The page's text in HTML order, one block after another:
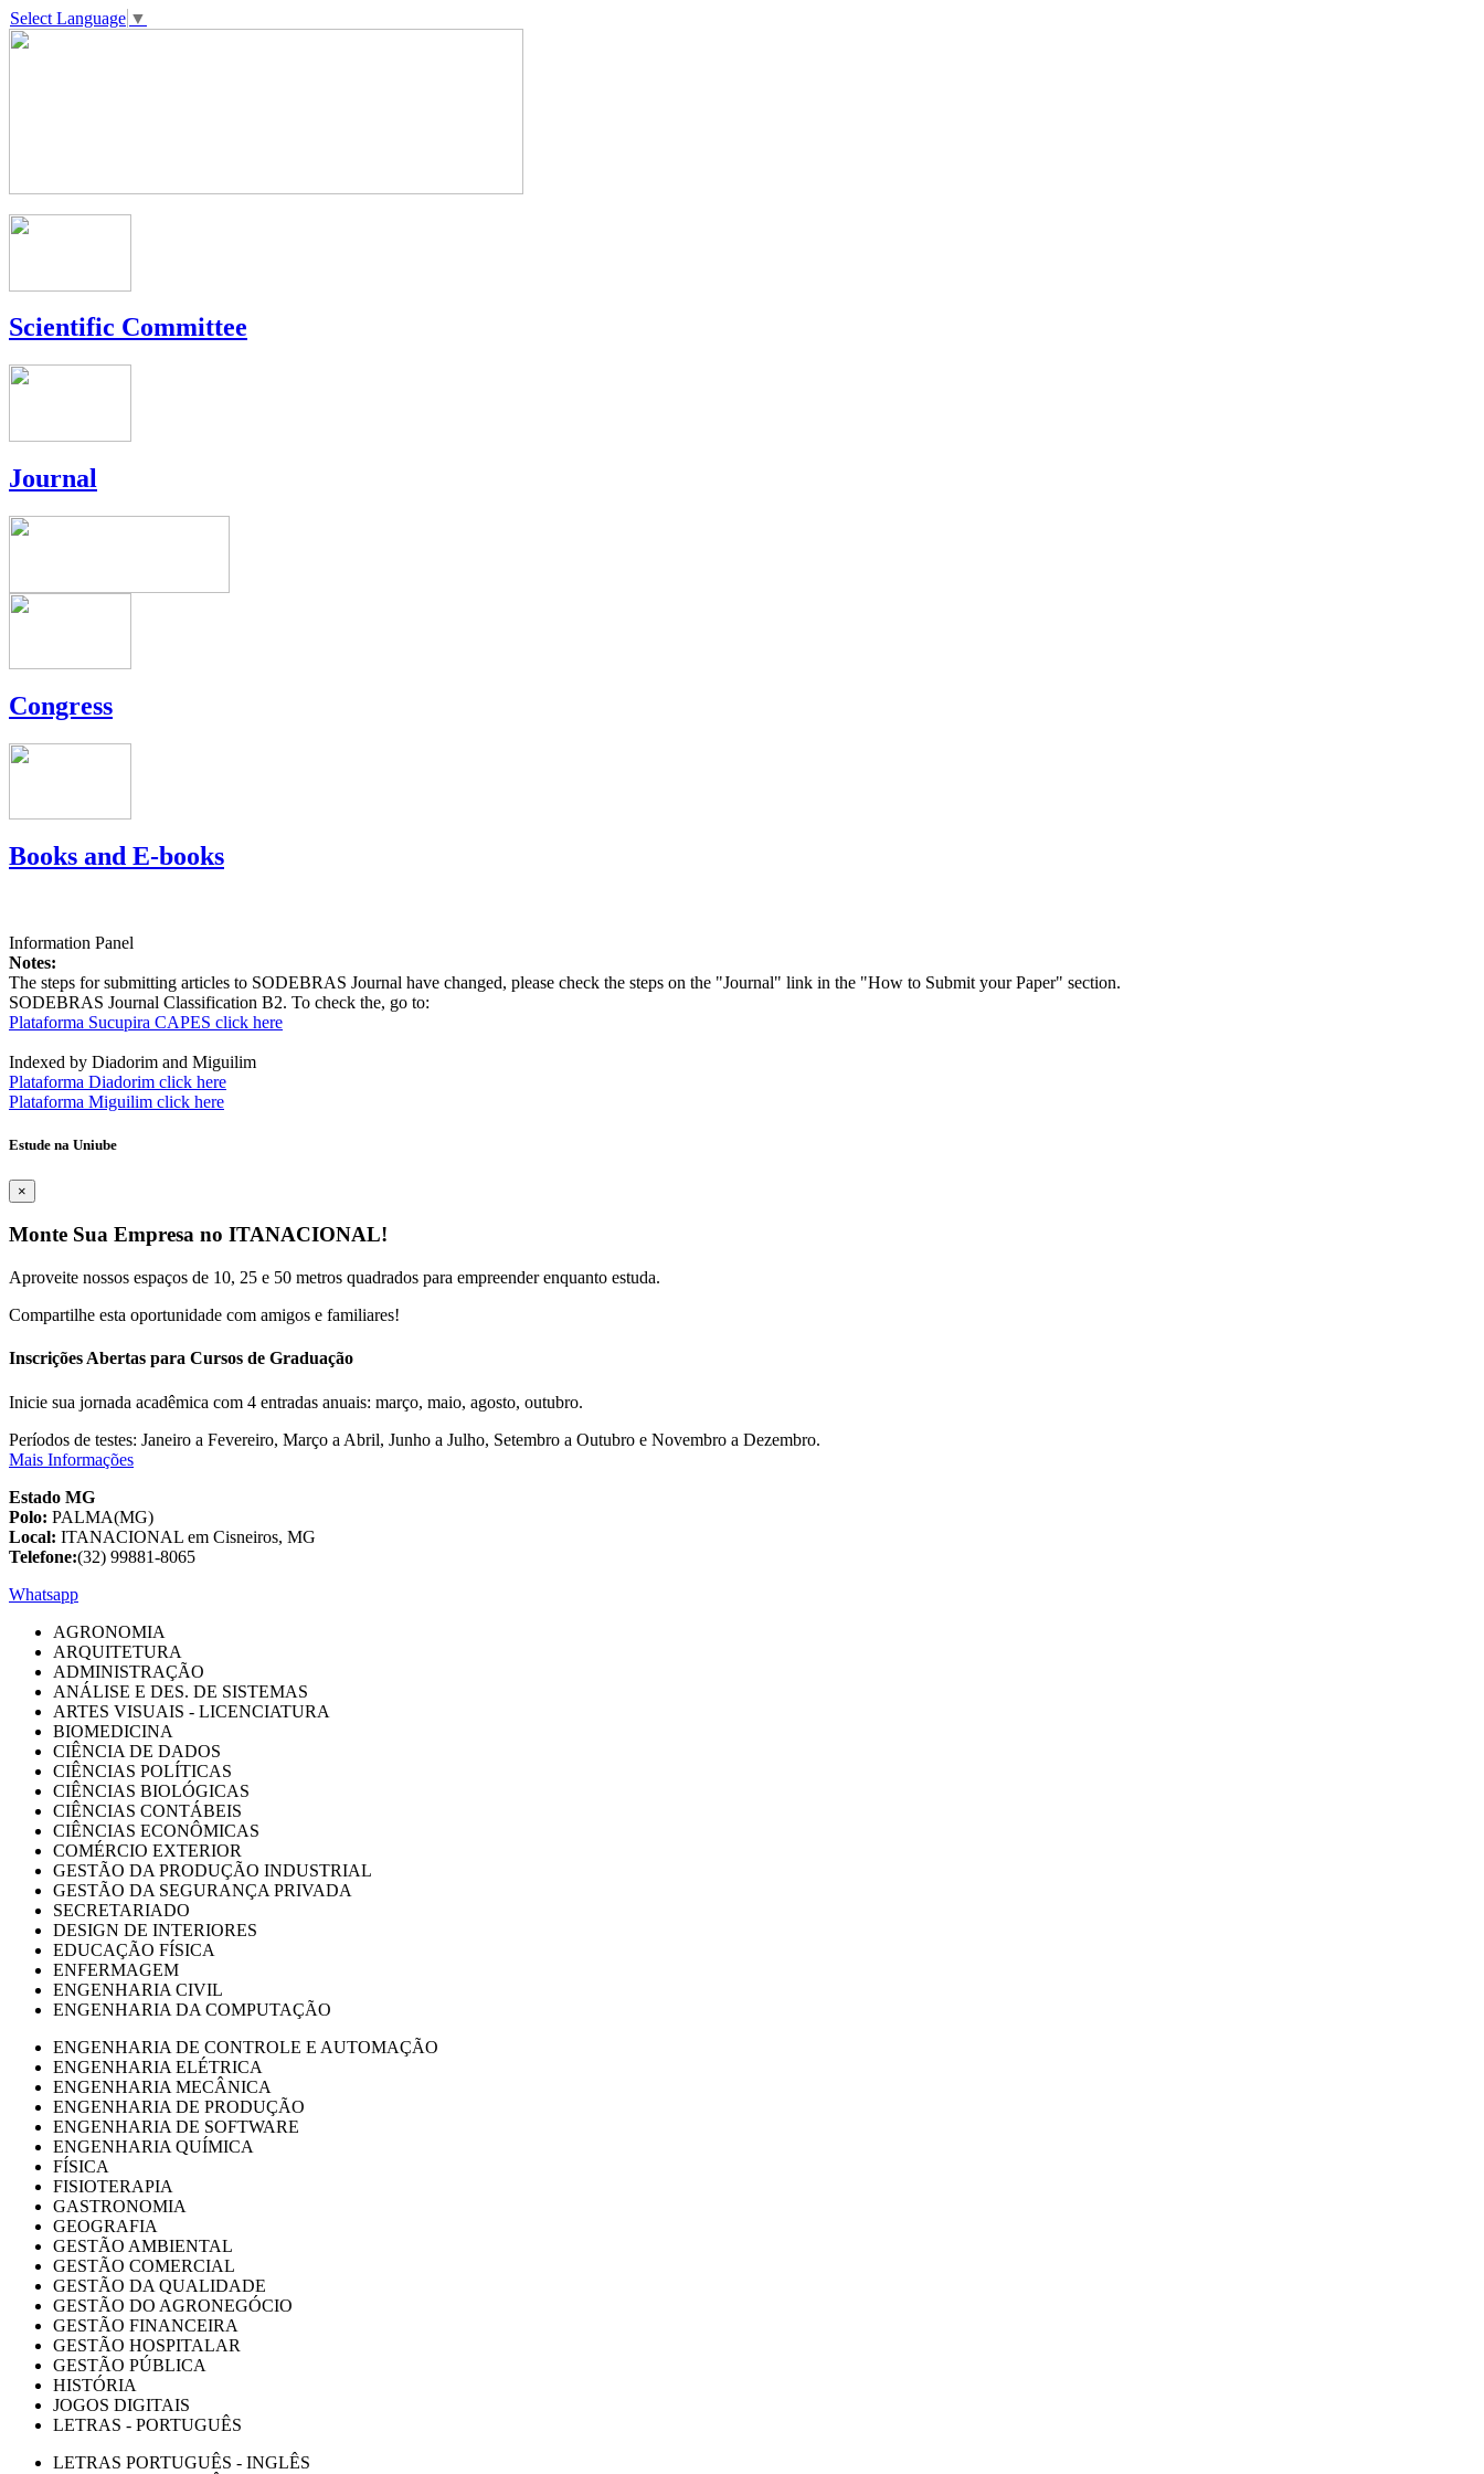
Select Language ▼
Scientific Committee
Journal
Congress
Books and E-books
Information Panel
Notes:
The steps for submitting articles to SODEBRAS Journal have changed, please check the steps on the "Journal" link in the "How to Submit your Paper" section.
SODEBRAS Journal Classification B2. To check the, go to:
Plataforma Sucupira CAPES click here
Indexed by Diadorim and Miguilim
Plataforma Diadorim click here
Plataforma Miguilim click here
Estude na Uniube
×
Monte Sua Empresa no ITANACIONAL!
Aproveite nossos espaços de 10, 25 e 50 metros quadrados para empreender enquanto estuda.
Compartilhe esta oportunidade com amigos e familiares!
Inscrições Abertas para Cursos de Graduação
Inicie sua jornada acadêmica com 4 entradas anuais: março, maio, agosto, outubro.
Períodos de testes: Janeiro a Fevereiro, Março a Abril, Junho a Julho, Setembro a Outubro e Novembro a Dezembro.
Mais Informações
Estado MG
Polo: PALMA(MG)
Local: ITANACIONAL em Cisneiros, MG
Telefone:(32) 99881-8065
Whatsapp
AGRONOMIA
ARQUITETURA
ADMINISTRAÇÃO
ANÁLISE E DES. DE SISTEMAS
ARTES VISUAIS - LICENCIATURA
BIOMEDICINA
CIÊNCIA DE DADOS
CIÊNCIAS POLÍTICAS
CIÊNCIAS BIOLÓGICAS
CIÊNCIAS CONTÁBEIS
CIÊNCIAS ECONÔMICAS
COMÉRCIO EXTERIOR
GESTÃO DA PRODUÇÃO INDUSTRIAL
GESTÃO DA SEGURANÇA PRIVADA
SECRETARIADO
DESIGN DE INTERIORES
EDUCAÇÃO FÍSICA
ENFERMAGEM
ENGENHARIA CIVIL
ENGENHARIA DA COMPUTAÇÃO
ENGENHARIA DE CONTROLE E AUTOMAÇÃO
ENGENHARIA ELÉTRICA
ENGENHARIA MECÂNICA
ENGENHARIA DE PRODUÇÃO
ENGENHARIA DE SOFTWARE
ENGENHARIA QUÍMICA
FÍSICA
FISIOTERAPIA
GASTRONOMIA
GEOGRAFIA
GESTÃO AMBIENTAL
GESTÃO COMERCIAL
GESTÃO DA QUALIDADE
GESTÃO DO AGRONEGÓCIO
GESTÃO FINANCEIRA
GESTÃO HOSPITALAR
GESTÃO PÚBLICA
HISTÓRIA
JOGOS DIGITAIS
LETRAS - PORTUGUÊS
LETRAS PORTUGUÊS - INGLÊS